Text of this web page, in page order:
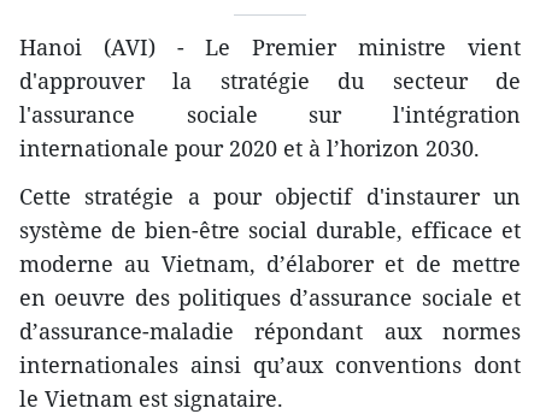
Hanoi (AVI) - Le Premier ministre vient
d'approuver la stratégie du secteur de
l'assurance sociale sur l'intégration
internationale pour 2020 et à l’horizon 2030.
Cette stratégie a pour objectif d'instaurer un
système de bien-être social durable, efficace et
moderne au Vietnam, d’élaborer et de mettre
en oeuvre des politiques d’assurance sociale et
d’assurance-maladie répondant aux normes
internationales ainsi qu’aux conventions dont
le Vietnam est signataire.